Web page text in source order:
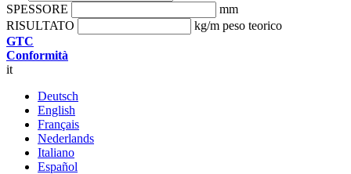
SPESSORE
mm
RISULTATO
kg/m peso teorico
GTC
Conformità
it
Deutsch
English
Français
Nederlands
Italiano
Español